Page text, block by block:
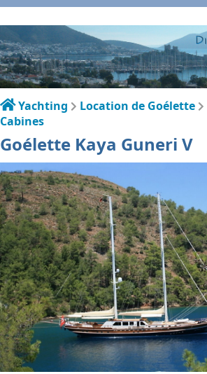
Yachting Location de Goélette
Cabines
Goélette Kaya Guneri V